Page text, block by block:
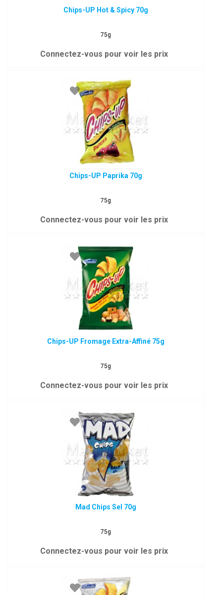
Chips-UP Hot & Spicy 70g
75g
Connectez-vous pour voir les prix
Chips-UP Paprika 70g
75g
Connectez-vous pour voir les prix
Chips-UP Fromage Extra-Affiné 75g
75g
Connectez-vous pour voir les prix
Mad Chips Sel 70g
75g
Connectez-vous pour voir les prix